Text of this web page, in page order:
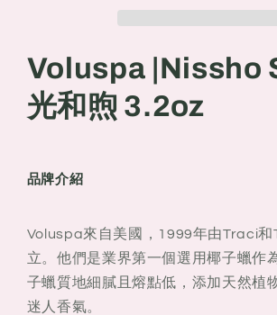
煦
3.2oz
光
煦
3.2oz
Voluspa | Nissho
光和煦 3.2oz
品牌介紹
Voluspa來自美國，1999年由Traci和
立。他們是業界第一個選用椰子蠟作
子蠟質地細膩且熔點低，添加天然植
迷人香氣。